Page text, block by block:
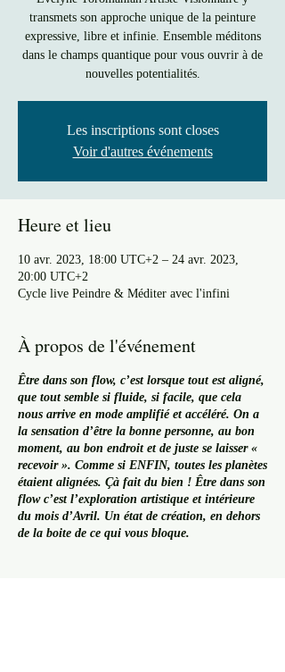
transmets son approche unique de la peinture
expressive, libre et infinie. Ensemble méditons
dans le champs quantique pour vous ouvrir à de
nouvelles potentialités.
Les inscriptions sont closes
Voir d'autres événements
Heure et lieu
10 avr. 2023, 18:00 UTC+2 – 24 avr. 2023,
20:00 UTC+2
Cycle live Peindre & Méditer avec l'infini
À propos de l'événement
Être dans son flow, c’est lorsque tout est aligné,
que tout semble si fluide, si facile, que cela
nous arrive en mode amplifié et accéléré. On a
la sensation d’être la bonne personne, au bon
moment, au bon endroit et de juste se laisser «
recevoir ». Comme si ENFIN, toutes les planètes
étaient alignées. Çà fait du bien ! Être dans son
flow c’est l’exploration artistique et intérieure
du mois d’Avril. Un état de création, en dehors
de la boite de ce qui vous bloque.